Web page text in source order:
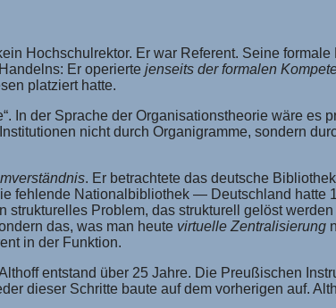
Hochschulrektor. Er war Referent. Seine
Er operierte jenseits der formalen
platziert hatte.
In der Sprache der Organisationstheorie wäre es
nicht durch Organigramme, sondern
. Er betrachtete das deutsche
fehlende Nationalbibliothek — Deutschland
Problem, das strukturell gelöst
das, was man heute virtuelle Zentralisierung
in der Funktion.
entstand über 25 Jahre. Die Preußischen
dieser Schritte baute auf dem vorherigen auf.